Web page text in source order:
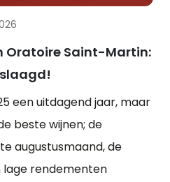
Oratoire Saint-Martin:
een uitdagend jaar, maar
beste wijnen; de
augustusmaand, de
rendementen